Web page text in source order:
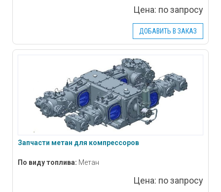
Цена: по запросу
ДОБАВИТЬ В ЗАКАЗ
Запчасти метан для компрессоров
По виду топлива: Метан
Цена: по запросу